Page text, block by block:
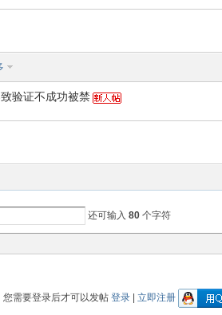
验证不成功被禁
还可输入 80 个字符
您需要登录后才可以发帖 登录| 立即注册